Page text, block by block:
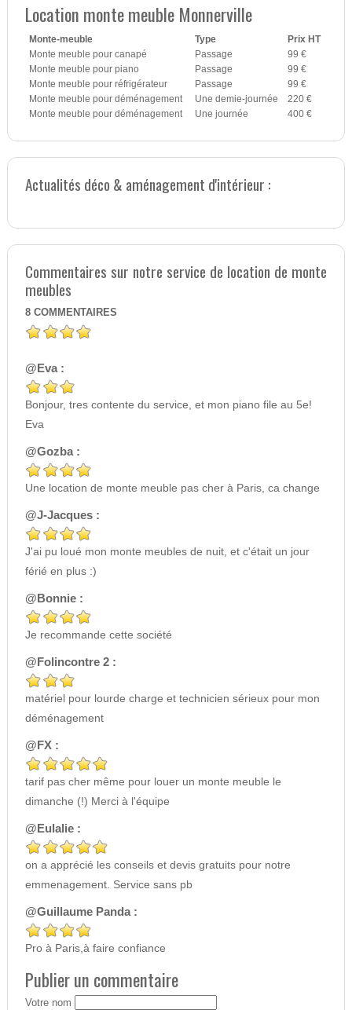
Location monte meuble Monnerville
Monte-meuble Type
Prix HT
Monte meuble pour canapé
Passage
99 €
Monte meuble pour piano
Passage
99 €
Monte meuble pour réfrigérateur
Passage
99 €
Monte meuble pour déménagement
Une demie-journée
220 €
Monte meuble pour déménagement
Une journée 400 €
Actualités déco & aménagement d'intérieur :
Commentaires sur notre service de location de monte
meubles
8 COMMENTAIRES
@Eva :
Bonjour, tres contente du service, et mon piano file au 5e!
Eva
@Gozba :
Une location de monte meuble pas cher à Paris, ca change
@J-Jacques :
J'ai pu loué mon monte meubles de nuit, et c'était un jour
férié en plus :)
@Bonnie :
Je recommande cette société
@Folincontre 2 :
matériel pour lourde charge et technicien sérieux pour mon
déménagement
@FX :
tarif pas cher même pour louer un monte meuble le
dimanche (!) Merci à l'équipe
@Eulalie :
on a apprécié les conseils et devis gratuits pour notre
emmenagement. Service sans pb
@Guillaume Panda :
Pro à Paris,à faire confiance
Publier un commentaire
Votre nom